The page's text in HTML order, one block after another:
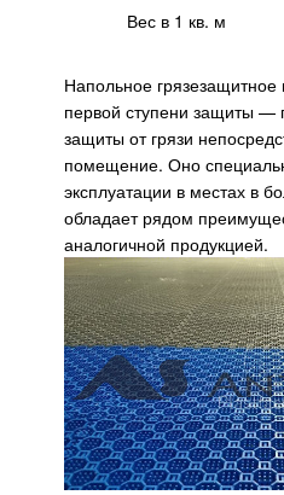
Вес в 1 кв. м
Напольное
первой ступени защиты —
защиты от грязи
помещение. Оно
эксплуатации в местах в
обладает рядом
аналогичной продукцией.